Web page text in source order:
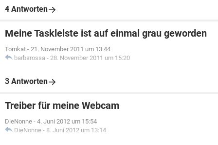
4 Antworten
Meine Taskleiste ist auf einmal grau geworden
Tomkat - 21. November 2011 um 13:44
barbarossa - 28. November 2011 um 15:20
3 Antworten
Treiber für meine Webcam
DieNonne - 4. Juni 2012 um 15:54
DieNonne - 8. Juni 2012 um 13:14